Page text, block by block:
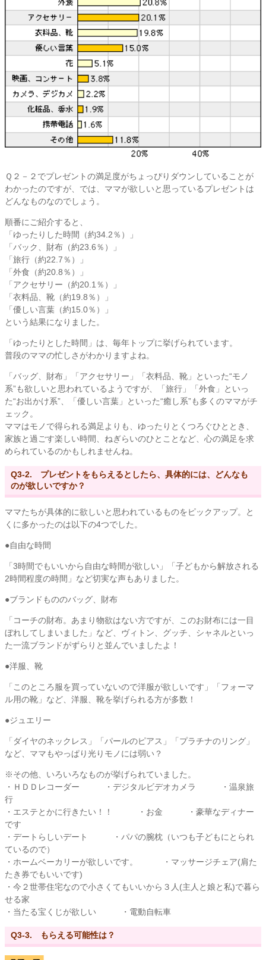
Ｑ２－２でプレゼントの満足度がちょっぴりダウンしていることが
わかったのですが、では、ママが欲しいと思っているプレゼントは
どんなものなのでしょう。
順番にご紹介すると、
「ゆったりした時間（約34.2％）」
「バック、財布（約23.6％）」
「旅行（約22.7％）」
「外食（約20.8％）」
「アクセサリー（約20.1％）」
「衣料品、靴（約19.8％）」
「優しい言葉（約15.0％）」
という結果になりました。
「ゆったりとした時間」は、毎年トップに挙げられています。
普段のママの忙しさがわかりますよね。
「バッグ、財布」「アクセサリー」「衣料品、靴」といった“モノ
系”も欲しいと思われているようですが、「旅行」「外食」といっ
た“お出かけ系”、「優しい言葉」といった“癒し系”も多くのママがチ
ェック。
ママはモノで得られる満足よりも、ゆったりとくつろぐひととき、
家族と過ごす楽しい時間、ねぎらいのひとことなど、心の満足を求
められているのかもしれませんね。
Q3-2. プレゼントをもらえるとしたら、具体的には、どんなも
のが欲しいですか？
ママたちが具体的に欲しいと思われているものをピックアップ。と
くに多かったのは以下の4つでした。
●自由な時間
「3時間でもいいから自由な時間が欲しい」「子どもから解放される
2時間程度の時間」など切実な声もありました。
●ブランドもののバッグ、財布
「コーチの財布。あまり物欲はない方ですが、このお財布には一目
ぼれしてしまいました」など、ヴィトン、グッチ、シャネルといっ
た一流ブランドがずらりと並んでいましたよ！
●洋服、靴
「このところ服を買っていないので洋服が欲しいです」「フォーマ
ル用の靴」など、洋服、靴を挙げられる方が多数！
●ジュエリー
「ダイヤのネックレス」「パールのピアス」「プラチナのリング」
など、ママもやっぱり光りモノには弱い？
※その他、いろいろなものが挙げられていました。
・ＨＤＤレコーダー ・デジタルビデオカメラ ・温泉旅
行
・エステとかに行きたい！！ ・お金 ・豪華なディナー
です
・デートらしいデート ・パパの腕枕（いつも子どもにとられ
ているので）
・ホームベーカリーが欲しいです。 ・マッサージチェア(肩た
たき券でもいいです)
・今２世帯住宅なので小さくてもいいから３人(主人と娘と私)で暮ら
せる家
・当たる宝くじが欲しい ・電動自転車
Q3-3. もらえる可能性は？